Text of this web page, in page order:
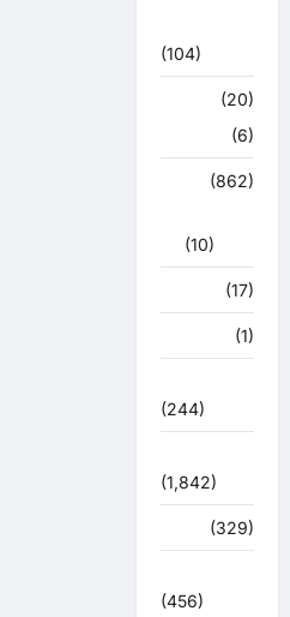
(104)
(20)
(6)
(862)
(10)
(17)
(1)
(244)
(1,842)
(329)
(456)